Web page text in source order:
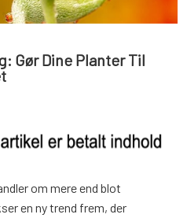
Gør Dine Planter Til
om mere end blot
en ny trend frem, der